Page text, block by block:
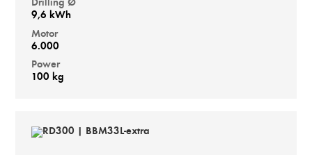
Drilling Ø
9,6 kWh
Motor
6.000
Power
100 kg